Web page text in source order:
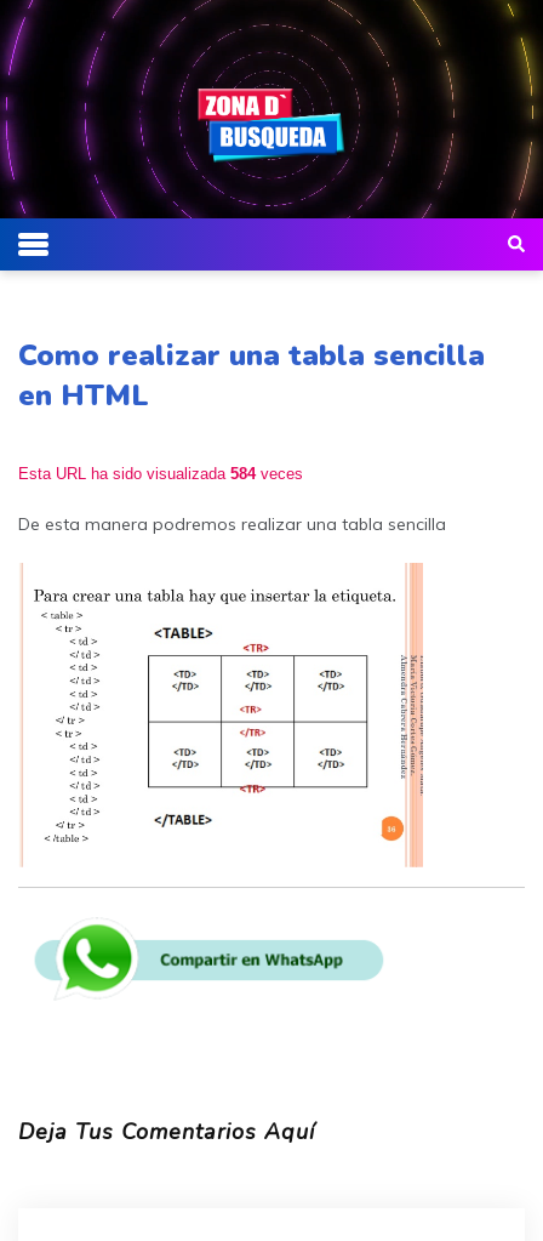
Como realizar una tabla sencilla
en HTML
Esta URL ha sido visualizada 584veces
De esta manera podremos realizar una tabla sencilla
Deja Tus Comentarios Aquí